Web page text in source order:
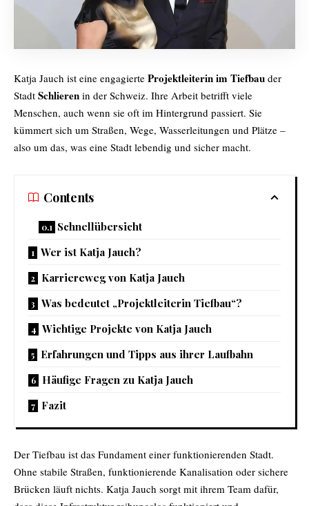
Katja Jauch ist eine engagierte Projektleiterin im Tiefbau der
Stadt Schlieren in der Schweiz. Ihre Arbeit betrifft viele
Menschen, auch wenn sie oft im Hintergrund passiert. Sie
kümmert sich um Straßen, Wege, Wasserleitungen und Plätze –
also um das, was eine Stadt lebendig und sicher macht.
Contents
Schnellübersicht
Wer ist Katja Jauch?
Karriereweg von Katja Jauch
Was bedeutet „Projektleiterin Tiefbau“?
Wichtige Projekte von Katja Jauch
Erfahrungen und Tipps aus ihrer Laufbahn
Häufige Fragen zu Katja Jauch
Fazit
Der Tiefbau ist das Fundament einer funktionierenden Stadt.
Ohne stabile Straßen, funktionierende Kanalisation oder sichere
Brücken läuft nichts. Katja Jauch sorgt mit ihrem Team dafür,